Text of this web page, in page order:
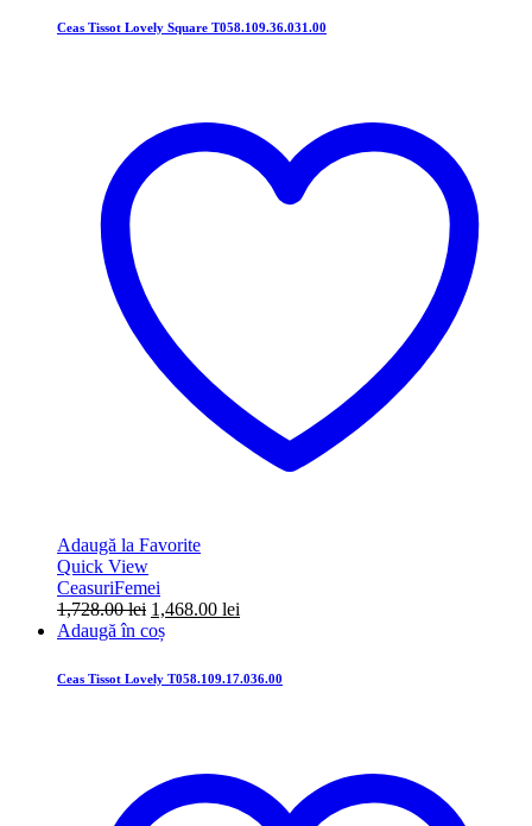
fost:
1,850.00 lei.
Ceas Tissot Lovely Square T058.109.36.031.00
Adaugă la Favorite
Quick View
CeasuriFemei
1,728.00lei Prețul
inițial
fost:
1,468.00 lei
1,468.00 lei.
Adaugă în coș
Ceas Tissot Lovely T058.109.17.036.00